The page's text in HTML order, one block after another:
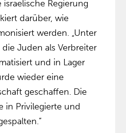
israelische Regierung
darüber, wie
werden. „Unter
Juden als Verbreiter
und in Lager
wieder eine
geschaffen. Die
in Privilegierte und